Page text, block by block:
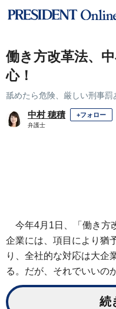
働き方改革法、
心！
舐めたら危険、厳しい刑事罰
中村 穂積 +フォロー
弁護士
今年4月1日、「働き方
企業には、項目により猶
り、全社的な対応は大企
る。だが、それでいいの
続